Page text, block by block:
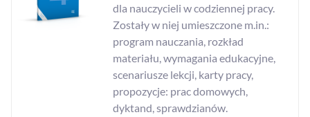
dla nauczycieli w codziennej pracy.
Zostały w niej umieszczone m.in.:
program nauczania, rozkład
materiału, wymagania edukacyjne,
scenariusze lekcji, karty pracy,
propozycje: prac domowych,
dyktand, sprawdzianów.